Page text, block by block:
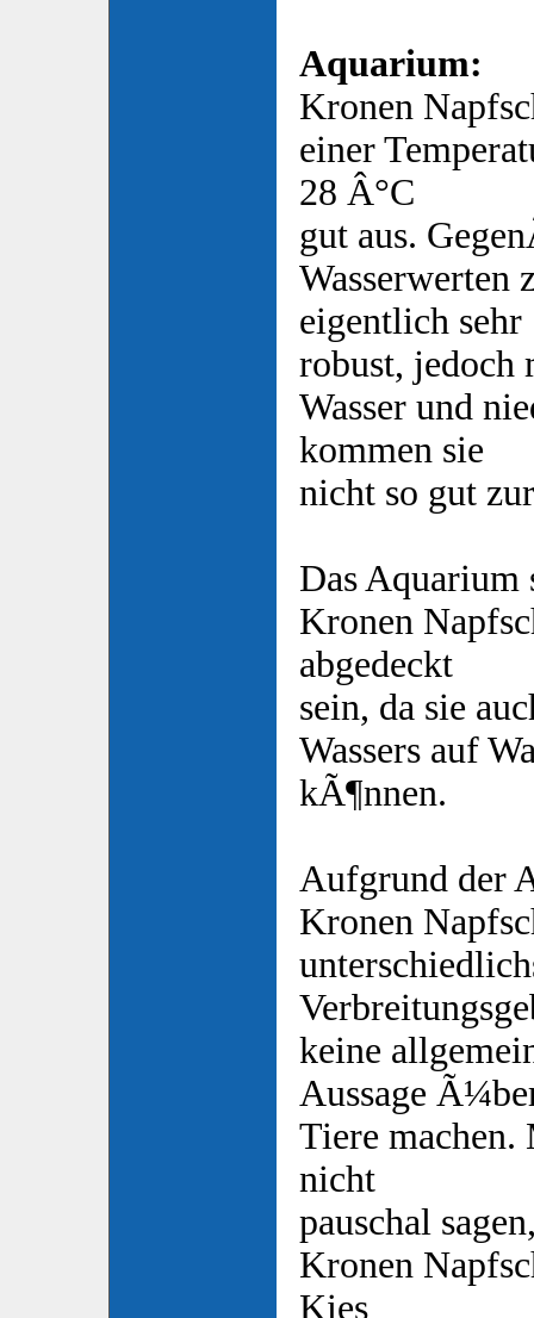
Aquarium:
Kronen
einer
28 Â°C
gut aus.
Wasserwerten
eigentlich sehr
robust, jedoch
Wasser und
kommen sie
nicht so gut
Das Aquarium
Kronen
abgedeckt
sein, da sie
Wassers auf
kÃ¶nnen.
Aufgrund der
Kronen
keine
Aussage
Tiere machen.
nicht
pauschal
Kronen
Kies